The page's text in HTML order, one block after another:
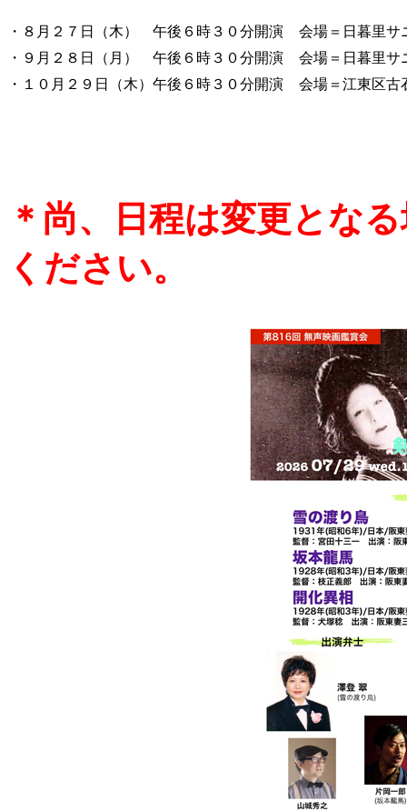
・８月２７日（木） 午後６時３０分開演
会場＝日暮里
・９月２８日（月）
午後６時３０分開演
会場＝日暮里
・１０月２９日（木） 午後６時３０分開演 会場＝江東区古
＊尚、日程は変更とな
ください。